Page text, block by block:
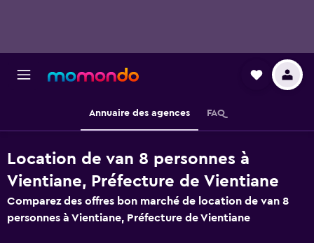
Annuaire des agences FAQ
Location de van 8 personnes à
Vientiane, Préfecture de Vientiane
Comparez des offres bon marché de location de van 8
personnes à Vientiane, Préfecture de Vientiane